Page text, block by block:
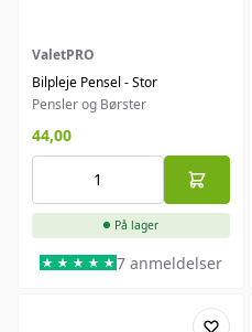
ValetPRO
Bilpleje Pensel - Stor
Pensler og Børster
44,00
På lager
7 anmeldelser